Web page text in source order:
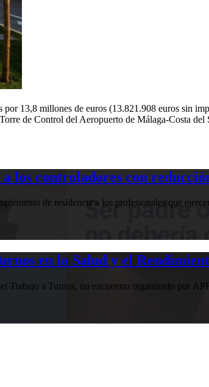
13,8 millones de euros (13.821.908 euros sin
de Control del Aeropuerto de Málaga-Costa del
los controladores con
de residencia a los profesionales que
en la Salud y el
Trabajo a Turnos, un encuentro organizado por